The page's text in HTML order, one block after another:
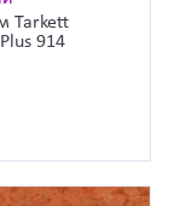
Tarkett
914